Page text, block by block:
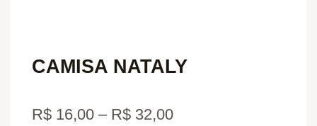
CAMISA NATALY
R$ 16,00 – R$ 32,00Price